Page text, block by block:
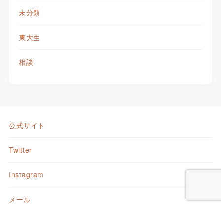
未分類
東大生
相談
公式サイト
Twitter
Instagram
メール